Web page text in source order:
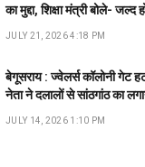
का मुद्दा, शिक्षा मंत्री बोले- जल्द
JULY 21, 2026 4:18 PM
बेगूसराय : ज्वेलर्स कॉलोनी गेट
नेता ने दलालों से सांठगांठ का
JULY 14, 2026 1:10 PM